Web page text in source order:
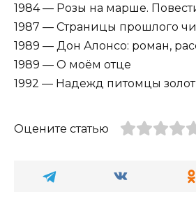
1984 — Розы на марше.
1987 — Страницы прошлого
1989 — Дон Алонсо: роман,
1989 — О моём отце
1992 — Надежд питомцы
Оцените статью